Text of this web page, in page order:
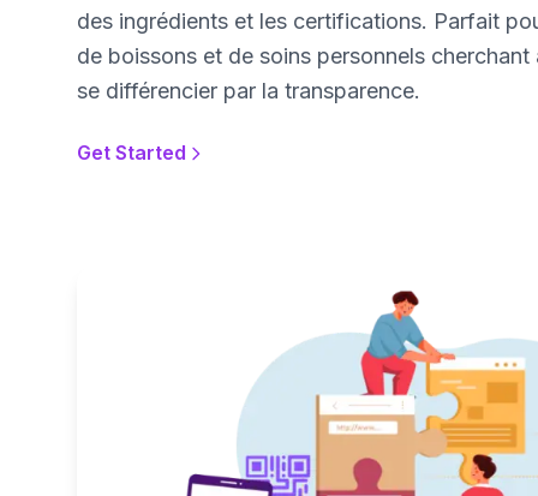
des ingrédients et les certifications. Parfait
de boissons et de soins personnels
se différencier par la transparence.
Get Started